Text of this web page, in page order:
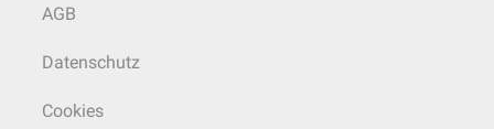
AGB
Datenschutz
Cookies